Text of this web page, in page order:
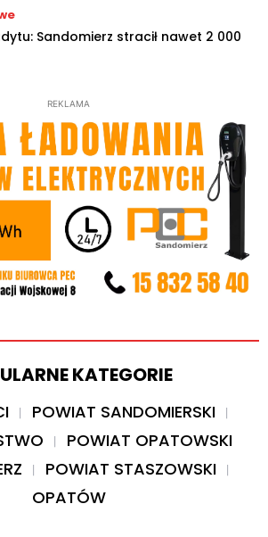
Sandomierz stracił nawet 2 000
REKLAMA
KATEGORIE
POWIAT SANDOMIERSKI
POWIAT OPATOWSKI
POWIAT STASZOWSKI
OPATÓW